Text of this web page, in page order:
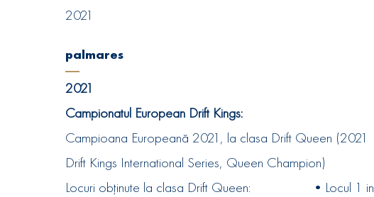
2021
palmares
2021
Campionatul European Drift Kings:
Campioana Europeană 2021, la clasa Drift Queen (2021
Drift Kings International Series, Queen Champion)
Locuri obținute la clasa Drift Queen: •Locul 1 in